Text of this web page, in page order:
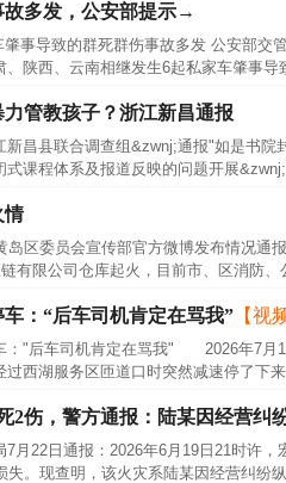
多发，公安部提示→
事导致的群死群伤事故多发 公安部
陕西、云南相继发生6起私家车肇事导
管教孩子？浙江新昌通报
县联合调查组&zwnj;通报"如是书院
式课程体系及报道反映的问题开展
情
区委员会宣传部官方微博发布情况
有限公司仓库起火，目前市、区消防
：“后车司机肯定在骂我” 【视
："后车司机肯定在骂我" 2026年7月
西湖服务区匝道口时突然减速停了下
2伤，警方通报：陆某因经营纠
22日通报：2026年6月19日21时许，
失。现查明，该火灾系陆某因经营纠纷